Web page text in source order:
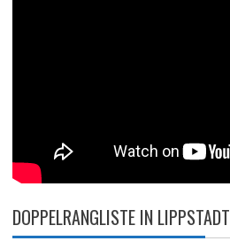
DOPPELRANGLISTE IN LIPPSTADT